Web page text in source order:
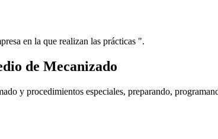
en la que realizan las prácticas ".
de Mecanizado
y procedimientos especiales, preparando,